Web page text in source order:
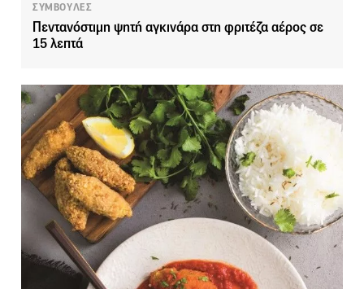
ΣΥΜΒΟΥΛΕΣ
Πεντανόστιμη ψητή αγκινάρα στη φριτέζα αέρος σε
15 λεπτά